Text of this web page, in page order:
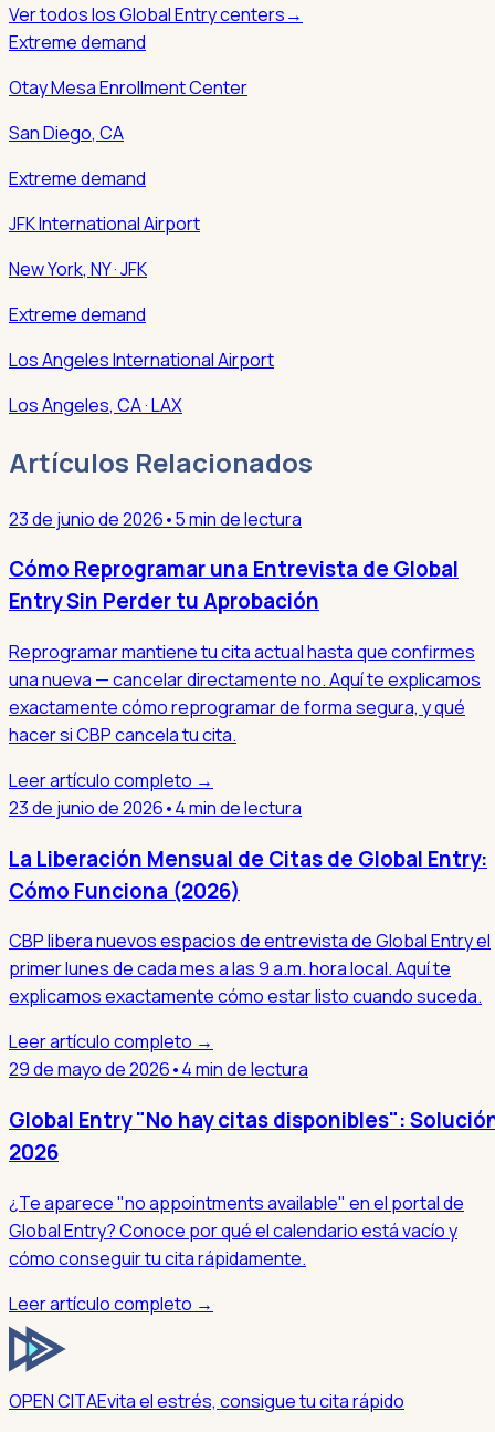
Ver todos losGlobal Entrycenters→
Extreme demand
Otay Mesa Enrollment Center
San Diego, CA
Extreme demand
JFK International Airport
New York, NY· JFK
Extreme demand
Los Angeles International Airport
Los Angeles, CA· LAX
Artículos Relacionados
23 de junio de 2026•5 min de lectura
Cómo Reprogramar una Entrevista de Global
Entry Sin Perder tu Aprobación
Reprogramar mantiene tu cita actual hasta que confirmes
una nueva — cancelar directamente no. Aquí te explicamos
exactamente cómo reprogramar de forma segura, y qué
hacer si CBP cancela tu cita.
Leer artículo completo →
23 de junio de 2026•4 min de lectura
La Liberación Mensual de Citas de Global Entry:
Cómo Funciona (2026)
CBP libera nuevos espacios de entrevista de Global Entry el
primer lunes de cada mes a las 9 a.m. hora local. Aquí te
explicamos exactamente cómo estar listo cuando suceda.
Leer artículo completo →
29 de mayo de 2026•4 min de lectura
Global Entry "No hay citas disponibles":
2026
¿Te aparece "no appointments available" en el portal de
Global Entry? Conoce por qué el calendario está vacío y
cómo conseguir tu cita rápidamente.
Leer artículo completo →
OPEN CITAEvita el estrés, consigue tu cita rápido